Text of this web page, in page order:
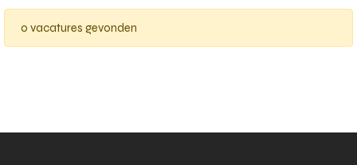
0 vacatures gevonden